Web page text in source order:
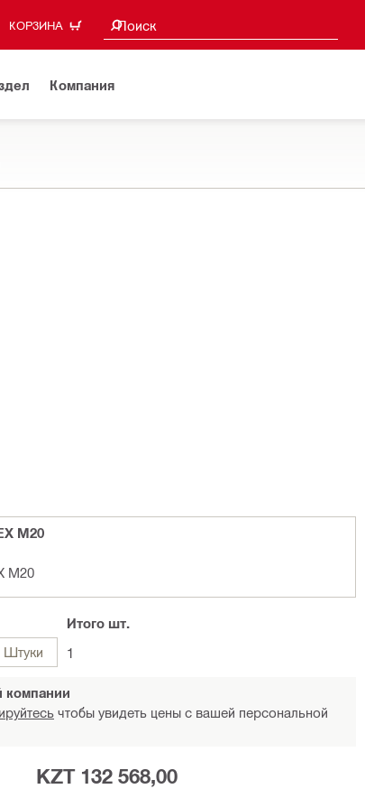
КОРЗИНА Поиск
Поиск предложений
Компания
M20
M20
Штуки
Итого шт.
1
чтобы увидеть цены с вашей персональной
KZT 132 568,00